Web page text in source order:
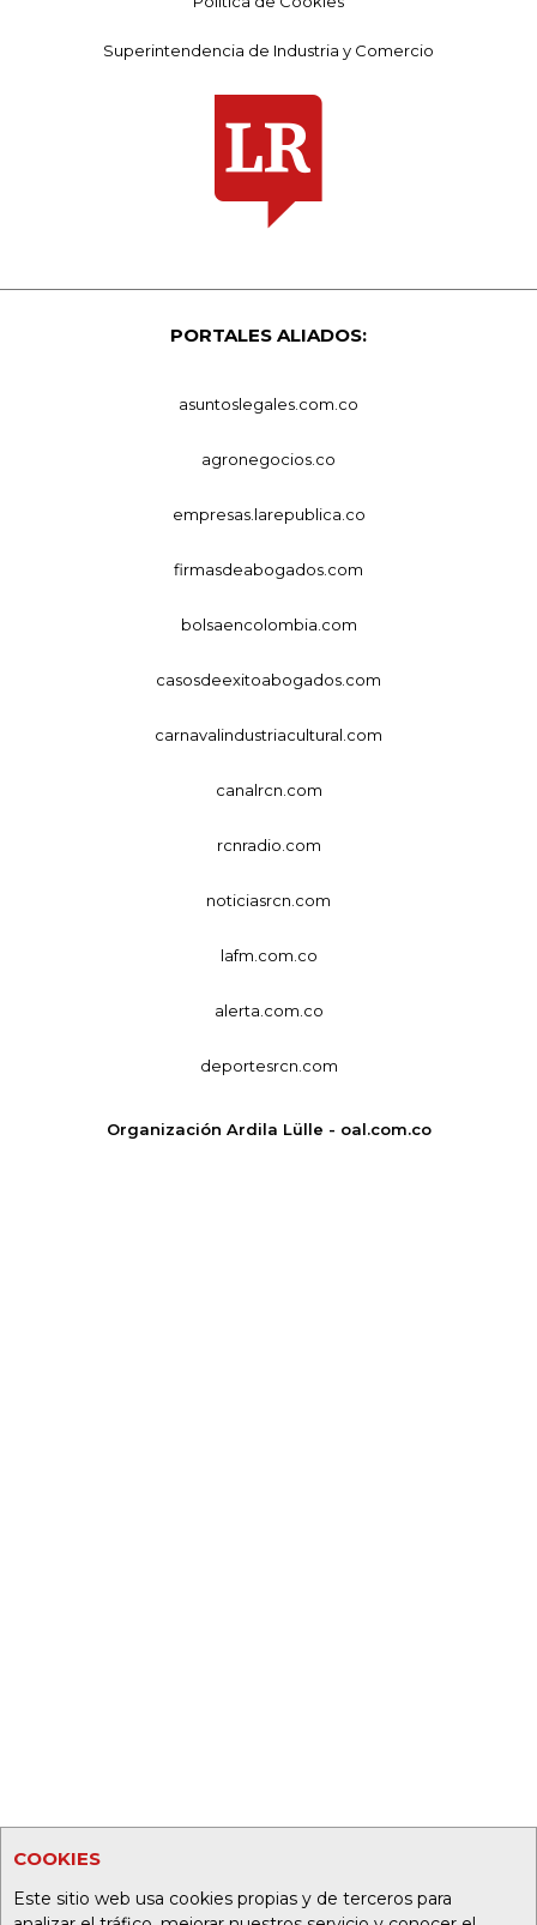
COOKIES
Este sitio web usa cookies propias y de terceros para
Superintendencia de Industria y Comercio
PORTALES ALIADOS:
asuntoslegales.com.co
agronegocios.co
empresas.larepublica.co
firmasdeabogados.com
bolsaencolombia.com
casosdeexitoabogados.com
carnavalindustriacultural.com
canalrcn.com
rcnradio.com
noticiasrcn.com
lafm.com.co
alerta.com.co
deportesrcn.com
Organización Ardila Lülle - oal.com.co